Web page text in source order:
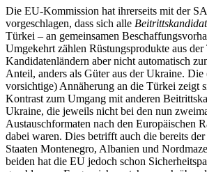
Die EU-Kommission hat ihrerseits mit der
vorgeschlagen, dass sich alle
Türkei – an gemeinsamen
Umgekehrt zählen Rüstungsprodukte aus
Kandidatenländern aber nicht automatisch
Anteil, anders als Güter aus der Ukraine. Die
vorsichtige) Annäherung an die Türkei zeigt
Kontrast zum Um­gang mit anderen
Ukraine, die jeweils nicht bei den nun
Austauschformaten nach den Europäischen
dabei waren. Dies betrifft auch die bereits
Staaten Montenegro, Albanien und
beiden hat die EU jedoch schon